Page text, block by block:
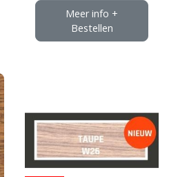
Meer info +
Bestellen